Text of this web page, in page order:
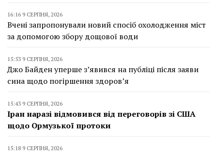
16:16 9 СЕРПНЯ, 2026
Вчені запропонували новий спосіб охолодження міст
за допомогою збору дощової води
15:53 9 СЕРПНЯ, 2026
Джо Байден уперше з’явився на публіці після заяви
сина щодо погіршення здоров’я
15:43 9 СЕРПНЯ, 2026
Іран наразі відмовився від переговорів зі США
щодо Ормузької протоки
15:18 9 СЕРПНЯ, 2026